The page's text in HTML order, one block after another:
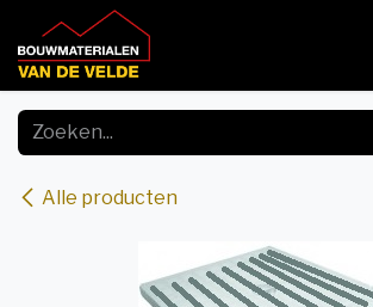
Overslaan naar inhoud
Alle producten